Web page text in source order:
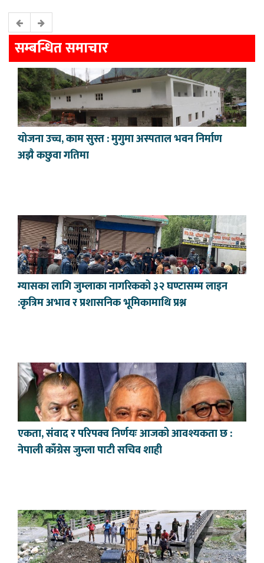
सम्बन्धित समाचार
योजना उच्च, काम सुस्त : मुगुमा अस्पताल भवन निर्माण
अझै कछुवा गतिमा
ग्यासका लागि जुम्लाका नागरिकको ३२ घण्टासम्म लाइन
:कृत्रिम अभाव र प्रशासनिक भूमिकामाथि प्रश्न
एकता, संवाद र परिपक्व निर्णयः आजको आवश्यकता छ :
नेपाली काँग्रेस जुम्ला पाटी सचिव शाही